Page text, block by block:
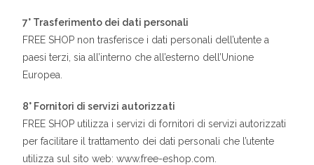
7° Trasferimento dei dati personali
FREE SHOP non trasferisce i dati personali dell’utente a
paesi terzi, sia all’interno che all’esterno dell’Unione
Europea.
8° Fornitori di servizi autorizzati
FREE SHOP utilizza i servizi di fornitori di servizi autorizzati
per facilitare il trattamento dei dati personali che l’utente
utilizza sul sito web: www.free-eshop.com.